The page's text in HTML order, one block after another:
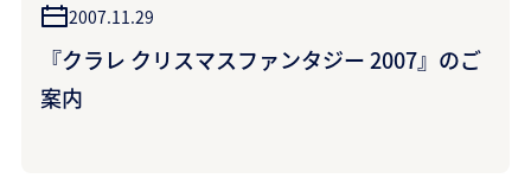
2007.11.29
『クラレ クリスマスファンタジー 2007』のご
案内